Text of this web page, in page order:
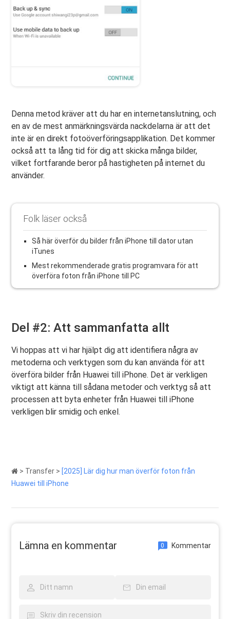
Denna metod kräver att du har en internetanslutning, och
en av de mest anmärkningsvärda nackdelarna är att det
inte är en direkt fotoöverföringsapplikation. Det kommer
också att ta lång tid för dig att skicka många bilder,
vilket fortfarande beror på hastigheten på internet du
använder.
Folk läser också
Så här överför du bilder från iPhone till dator utan
iTunes
Mest rekommenderade gratis programvara för att
överföra foton från iPhone till PC
Del #2: Att sammanfatta allt
Vi hoppas att vi har hjälpt dig att identifiera några av
metoderna och verktygen som du kan använda för att
överföra bilder från Huawei till iPhone. Det är verkligen
viktigt att känna till sådana metoder och verktyg så att
processen att byta enheter från Huawei till iPhone
verkligen blir smidig och enkel.
> Transfer > [2025] Lär dig hur man överför foton från
Huawei till iPhone
Lämna en kommentar 0 Kommentar